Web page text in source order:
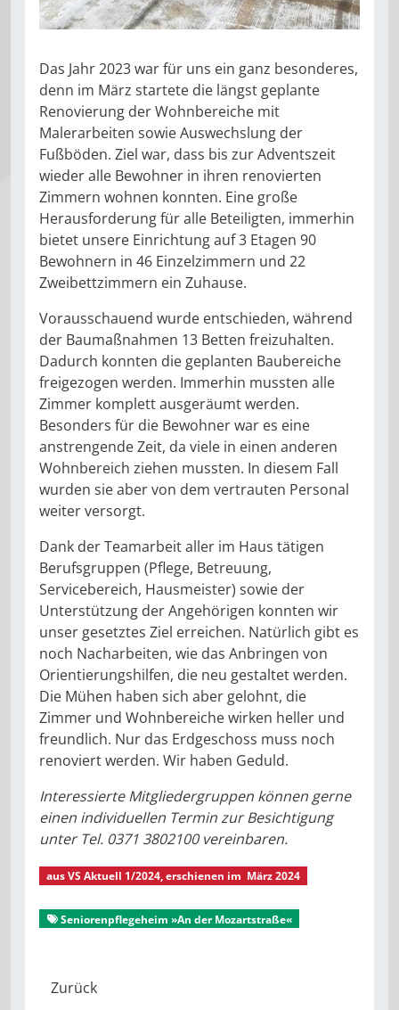
Das Jahr 2023 war für uns ein ganz besonderes,
denn im März startete die längst geplante
Renovierung der Wohnbereiche mit
Malerarbeiten sowie Auswechslung der
Fußböden. Ziel war, dass bis zur Adventszeit
wieder alle Bewohner in ihren renovierten
Zimmern wohnen konnten. Eine große
Herausforderung für alle Beteiligten, immerhin
bietet unsere Einrichtung auf 3 Etagen 90
Bewohnern in 46 Einzelzimmern und 22
Zweibettzimmern ein Zuhause.
Vorausschauend wurde entschieden, während
der Baumaßnahmen 13 Betten freizuhalten.
Dadurch konnten die geplanten Baubereiche
freigezogen werden. Immerhin mussten alle
Zimmer komplett ausgeräumt werden.
Besonders für die Bewohner war es eine
anstrengende Zeit, da viele in einen anderen
Wohnbereich ziehen mussten. In diesem Fall
wurden sie aber von dem vertrauten Personal
weiter versorgt.
Dank der Teamarbeit aller im Haus tätigen
Berufsgruppen (Pflege, Betreuung,
Servicebereich, Hausmeister) sowie der
Unterstützung der Angehörigen konnten wir
unser gesetztes Ziel erreichen. Natürlich gibt es
noch Nacharbeiten, wie das Anbringen von
Orientierungshilfen, die neu gestaltet werden.
Die Mühen haben sich aber gelohnt, die
Zimmer und Wohnbereiche wirken heller und
freundlich. Nur das Erdgeschoss muss noch
renoviert werden. Wir haben Geduld.
Interessierte Mitgliedergruppen können gerne
einen individuellen Termin zur Besichtigung
unter Tel. 0371 3802100 vereinbaren.
ausVS Aktuell 1/2024, erschienen im März 2024
Seniorenpflegeheim »An der Mozartstraße«